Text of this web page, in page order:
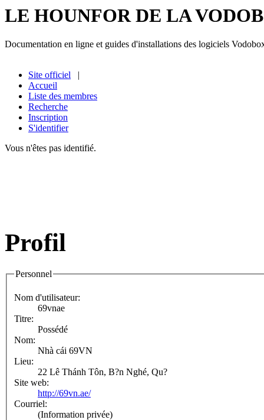
LE HOUNFOR DE LA
Documentation en ligne et guides d'installations des logiciels
Site officiel |
Accueil
Liste des membres
Recherche
Inscription
S'identifier
Vous n'êtes pas identifié.
Profil
Personnel
Nom d'utilisateur:
69vnae
Titre:
Possédé
Nom:
Nhà cái 69VN
Lieu:
22 Lê Thánh Tôn, B?n Nghé, Qu?
Site web:
http://69vn.ae/
Courriel:
(Information privée)